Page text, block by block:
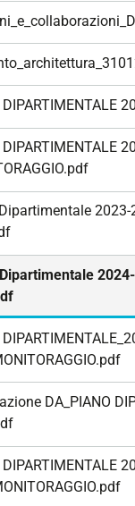
DIPARTIMENTALE
DIPARTIMENTALE
2023-
DA_PIANO
DIPARTIMENTALE